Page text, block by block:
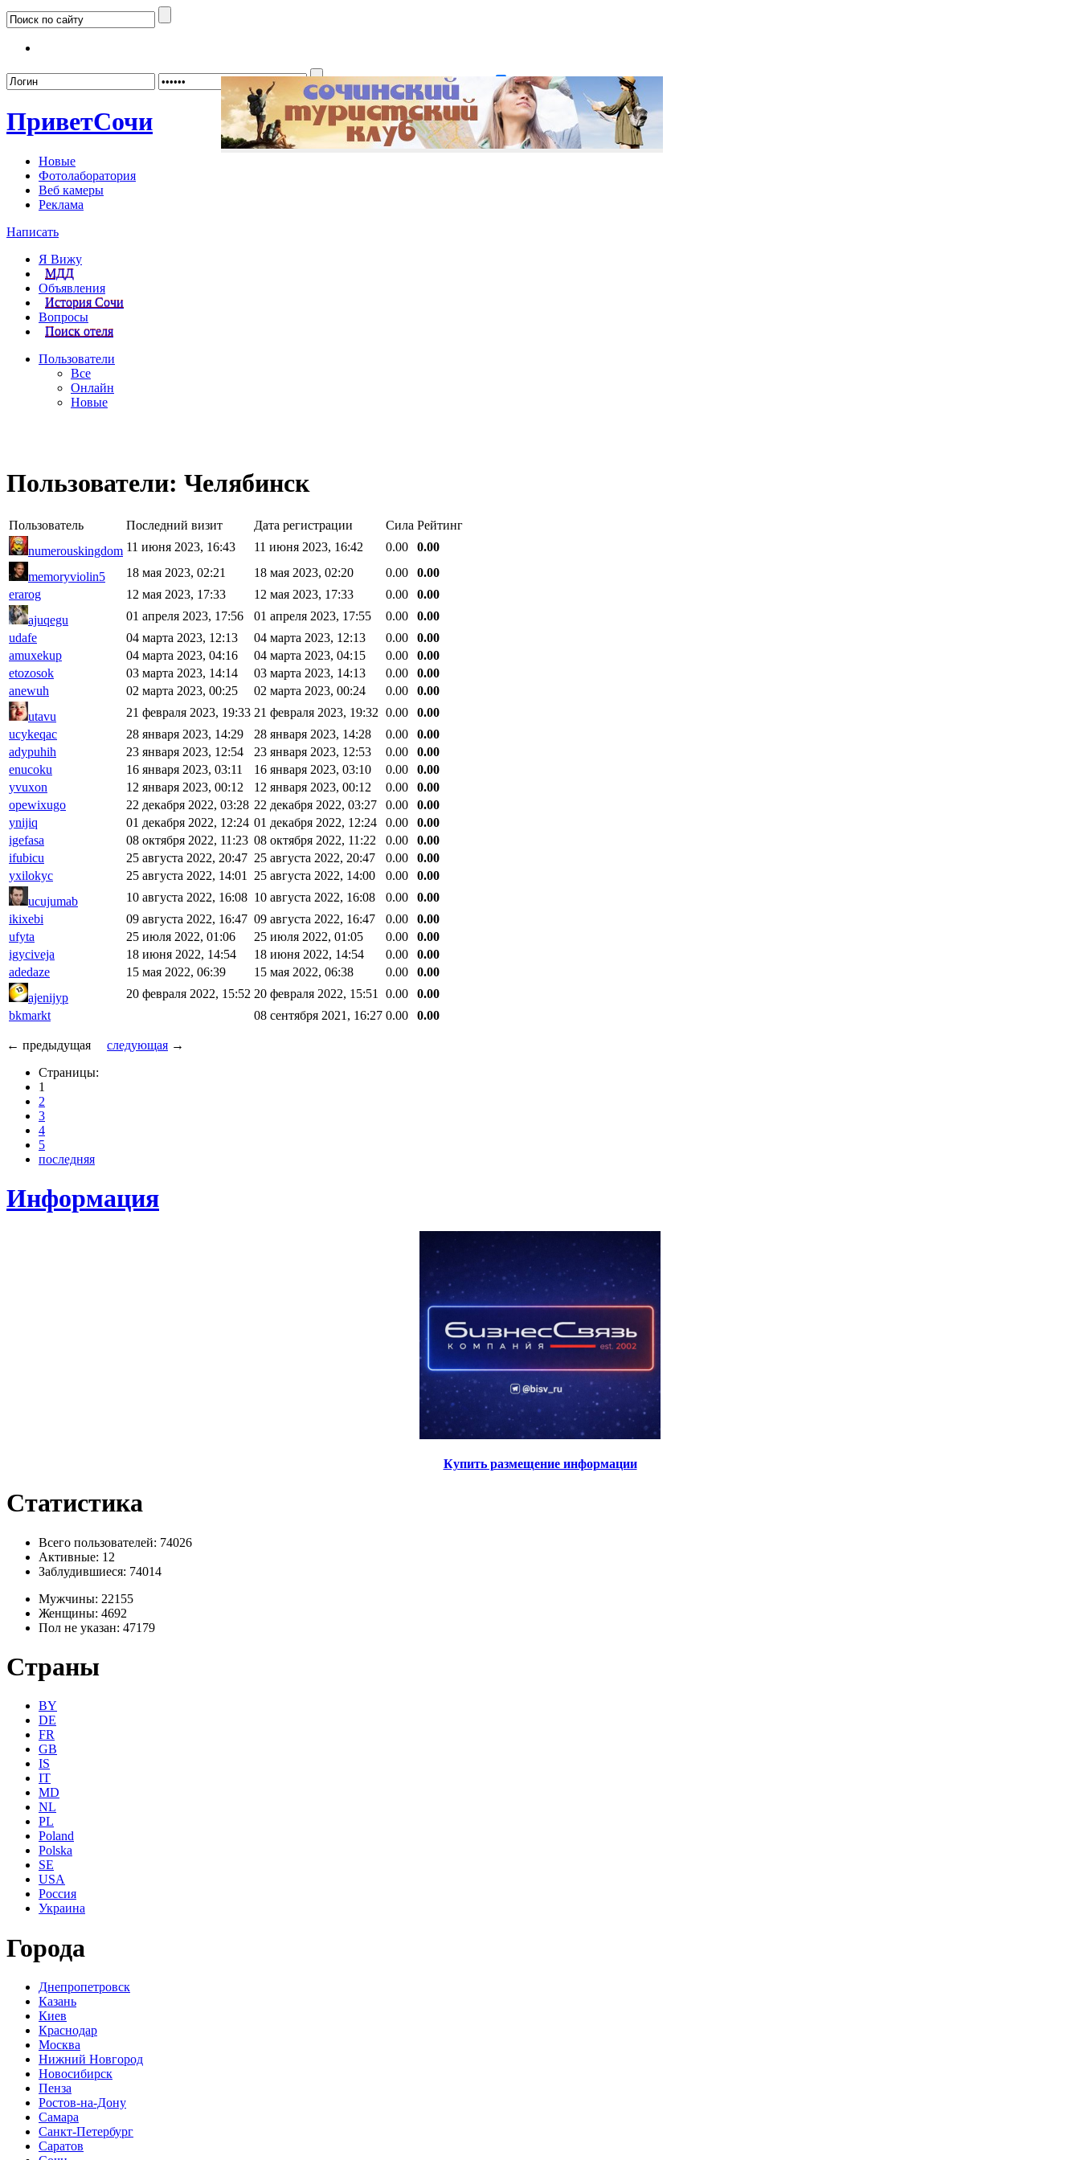
Забыли пароль? Регистрация
ПриветСочи
Новые
Фотолаборатория
Веб камеры
Реклама
Написать
Я Вижу
МДД
Объявления
История Сочи
Вопросы
Поиск отеля
Пользователи
Все
Онлайн
Новые
Пользователи: Челябинск
Пользователь Последний визит Дата регистрации Сила Рейтинг
numerouskingdom 11 июня 2023, 16:43 11 июня 2023, 16:42 0.00 0.00
memoryviolin5 18 мая 2023, 02:21 18 мая 2023, 02:20 0.00
0.00
erarog
12 мая 2023, 17:33 12 мая 2023, 17:33 0.00
0.00
ajuqegu
01 апреля 2023, 17:56 01 апреля 2023, 17:55 0.00
0.00
udafe
04 марта 2023, 12:13 04 марта 2023, 12:13 0.00
0.00
amuxekup
04 марта 2023, 04:16 04 марта 2023, 04:15 0.00
0.00
etozosok
03 марта 2023, 14:14 03 марта 2023, 14:13 0.00
0.00
anewuh
02 марта 2023, 00:25 02 марта 2023, 00:24 0.00
0.00
utavu
21 февраля 2023, 19:33 21 февраля 2023, 19:32 0.00
0.00
ucykeqac
28 января 2023, 14:29 28 января 2023, 14:28 0.00
0.00
adypuhih
23 января 2023, 12:54 23 января 2023, 12:53 0.00
0.00
enucoku
16 января 2023, 03:11 16 января 2023, 03:10 0.00
0.00
yvuxon
12 января 2023, 00:12 12 января 2023, 00:12 0.00
0.00
opewixugo
22 декабря 2022, 03:28 22 декабря 2022, 03:27 0.00
0.00
ynijiq
01 декабря 2022, 12:24 01 декабря 2022, 12:24 0.00
0.00
igefasa
08 октября 2022, 11:23 08 октября 2022, 11:22 0.00
0.00
ifubicu
25 августа 2022, 20:47 25 августа 2022, 20:47 0.00
0.00
yxilokyc
25 августа 2022, 14:01 25 августа 2022, 14:00 0.00
0.00
ucujumab
10 августа 2022, 16:08 10 августа 2022, 16:08 0.00
0.00
ikixebi
09 августа 2022, 16:47 09 августа 2022, 16:47 0.00
0.00
ufyta
25 июля 2022, 01:06 25 июля 2022, 01:05 0.00
0.00
igyciveja
18 июня 2022, 14:54 18 июня 2022, 14:54 0.00
0.00
adedaze
15 мая 2022, 06:39 15 мая 2022, 06:38 0.00
0.00
ajenijyp
20 февраля 2022, 15:52 20 февраля 2022, 15:51 0.00
0.00
bkmarkt
08 сентября 2021, 16:27 0.00 0.00
← предыдущая следующая →
Страницы:
1
2
3
4
5
последняя
Информация
Купить размещение информации
Статистика
Всего пользователей: 74026
Активные: 12
Заблудившиеся: 74014
Мужчины: 22155
Женщины: 4692
Пол не указан: 47179
Страны
BY
DE
FR
GB
IS
IT
MD
NL
PL
Poland
Polska
SE
USA
Россия
Украина
Города
Днепропетровск
Казань
Киев
Краснодар
Москва
Нижний Новгород
Новосибирск
Пенза
Ростов-на-Дону
Самара
Санкт-Петербург
Саратов